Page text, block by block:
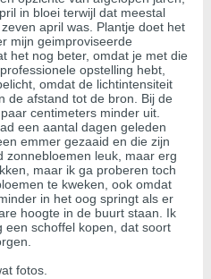
in bloei terwijl dat meestal
april was. Plantje doet het
mijn geimproviseerde
het nog beter, omdat je met die
opstelling hebt,
omdat de lichtintensiteit
de afstand tot de bron. Bij de
centimeters minder uit.
een aantal dagen geleden
emmer gezaaid en die zijn
zonnebloemen leuk, maar erg
maar ik ga proberen toch
te kweken, ook omdat
in het oog springt als er
hoogte in de buurt staan. Ik
schoffel kopen, dat soort
fotos.